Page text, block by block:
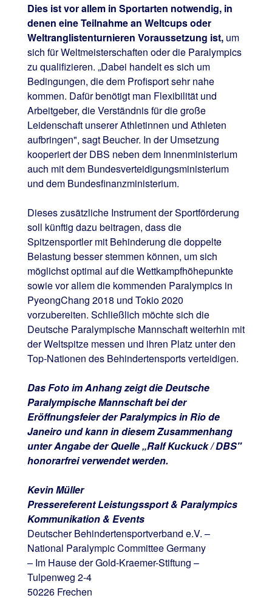
Dies ist vor allem in Sportarten notwendig, in
denen eine Teilnahme an Weltcups oder
Weltranglistenturnieren Voraussetzung ist,um
sich für Weltmeisterschaften oder die Paralympics
zu qualifizieren. „Dabei handelt es sich um
Bedingungen, die dem Profisport sehr nahe
kommen. Dafür benötigt man Flexibilität und
Arbeitgeber, die Verständnis für die große
Leidenschaft unserer Athletinnen und Athleten
aufbringen", sagt Beucher. In der Umsetzung
kooperiert der DBS neben dem Innenministerium
auch mit dem Bundesverteidigungsministerium
und dem Bundesfinanzministerium.
Dieses zusätzliche Instrument der Sportförderung
soll künftig dazu beitragen, dass die
Spitzensportler mit Behinderung die doppelte
Belastung besser stemmen können, um sich
möglichst optimal auf die Wettkampfhöhepunkte
sowie vor allem die kommenden Paralympics in
PyeongChang 2018 und Tokio 2020
vorzubereiten. Schließlich möchte sich die
Deutsche Paralympische Mannschaft weiterhin mit
der Weltspitze messen und ihren Platz unter den
Top-Nationen des Behindertensports verteidigen.
Das Foto im Anhang zeigt die Deutsche
Paralympische Mannschaft bei der
Eröffnungsfeier der Paralympics in Rio de
Janeiro und kann in diesem Zusammenhang
unter Angabe der Quelle „Ralf Kuckuck / DBS"
honorarfrei verwendet werden.
Kevin Müller
Pressereferent Leistungssport & Paralympics
Kommunikation & Events
Deutscher Behindertensportverband e.V. –
National Paralympic Committee Germany
– Im Hause der Gold-Kraemer-Stiftung –
Tulpenweg 2-4
50226 Frechen